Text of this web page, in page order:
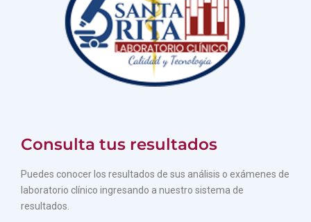
Consulta tus resultados
Puedes conocer los resultados de sus análisis o exámenes de
laboratorio clínico ingresando a nuestro sistema de
resultados.